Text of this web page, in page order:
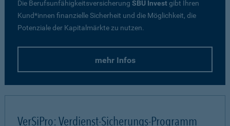
Die Berufsunfähigkeitsversicherung SBU Investgibt Ihren
Kund*innen finanzielle Sicherheit und die Möglichkeit, die
Potenziale der Kapitalmärkte zu nutzen.
mehr Infos
VerSiPro: Verdienst-Sicherungs-Programm